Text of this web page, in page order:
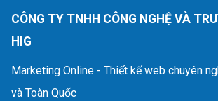
CÔNG TY TNHH CÔNG NGHỆ VÀ
HIG
Marketing Online - Thiết kế web chuyên
và Toàn Quốc